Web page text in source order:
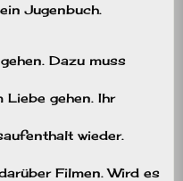
Jugenbuch.
Dazu muss
Liebe gehen. Ihr
wieder.
Filmen. Wird es